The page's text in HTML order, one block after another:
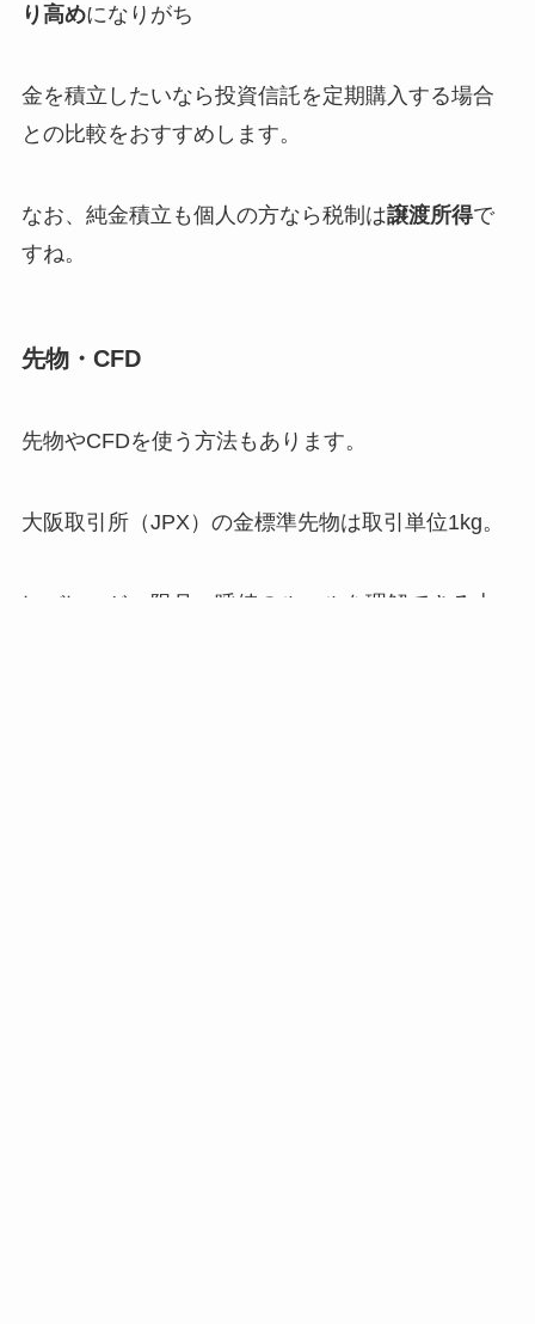
り高めになりがち
金を積立したいなら投資信託を定期購入する場合
との比較をおすすめします。
なお、純金積立も個人の方なら税制は譲渡所得で
すね。
先物・CFD
先物やCFDを使う方法もあります。
大阪取引所（JPX）の金標準先物は取引単位1kg。
レバレッジ・限月・呼値のルールを理解できる上